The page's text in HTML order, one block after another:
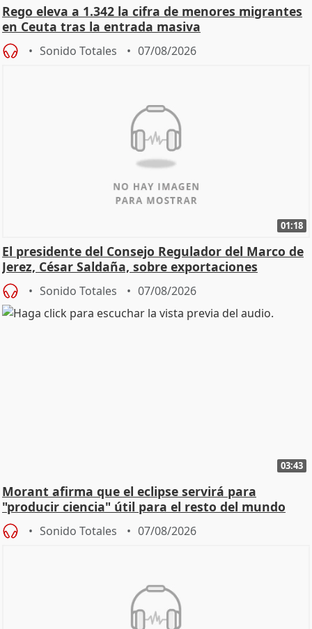
Rego eleva a 1.342 la cifra de menores migrantes
en Ceuta tras la entrada masiva
Sonido Totales 07/08/2026
01:18
El presidente del Consejo Regulador del Marco de
Jerez, César Saldaña, sobre exportaciones
Sonido Totales 07/08/2026
03:43
Morant afirma que el eclipse servirá para
"producir ciencia" útil para el resto del mundo
Sonido Totales 07/08/2026